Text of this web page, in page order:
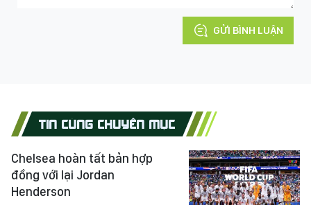
GỬI BÌNH LUẬN
TIN CÙNG CHUYÊN MỤC
Chelsea hoàn tất bản hợp
đồng với lại Jordan
Henderson